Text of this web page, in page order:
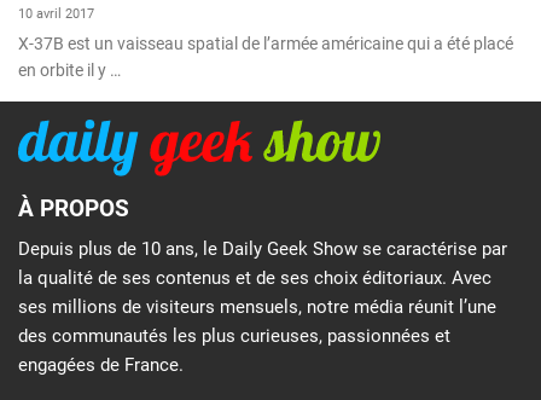
10 avril 2017
X-37B est un vaisseau spatial de l’armée américaine qui a été placé
en orbite il y …
À PROPOS
Depuis plus de 10 ans, le Daily Geek Show se caractérise par
la qualité de ses contenus et de ses choix éditoriaux. Avec
ses millions de visiteurs mensuels, notre média réunit l’une
des communautés les plus curieuses, passionnées et
engagées de France.